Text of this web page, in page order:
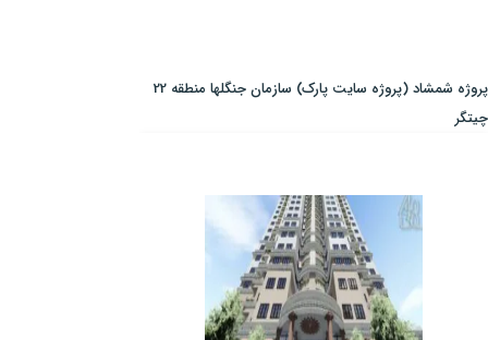
پروژه شمشاد (پروژه سایت پارک) سازمان جنگلها منطقه 22
چیتگر